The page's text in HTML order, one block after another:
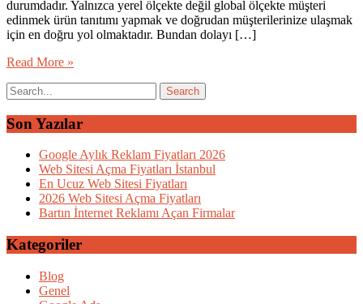
durumdadır. Yalnızca yerel ölçekte değil global ölçekte müşteri
edinmek ürün tanıtımı yapmak ve doğrudan müşterilerinize ulaşmak
için en doğru yol olmaktadır. Bundan dolayı […]
Read More »
Son Yazılar
Google Aylık Reklam Fiyatları 2026
Web Sitesi Açma Fiyatları İstanbul
En Ucuz Web Sitesi Fiyatları
2026 Web Sitesi Açma Fiyatları
Bartın İnternet Reklamı Açan Firmalar
Kategoriler
Blog
Genel